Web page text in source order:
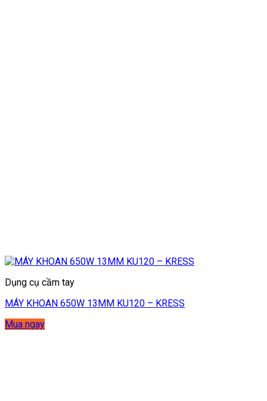
Dụng cụ cầm tay
MÁY KHOAN 650W 13MM KU120 – KRESS
Mua ngay